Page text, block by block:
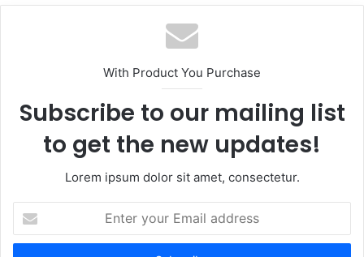
With Product You Purchase
Subscribe to our mailing list
to get the new updates!
Lorem ipsum dolor sit amet, consectetur.
Enter
your
Email